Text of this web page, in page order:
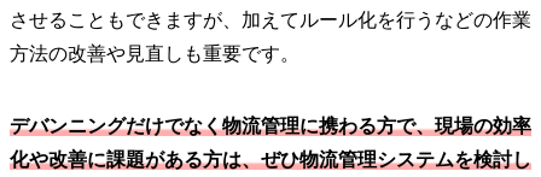
させることもできますが、加えてルール化を行うなどの作業
方法の改善や見直しも重要です。
デバンニングだけでなく物流管理に携わる方で、現場の効率
化や改善に課題がある方は、ぜひ物流管理システムを検討し